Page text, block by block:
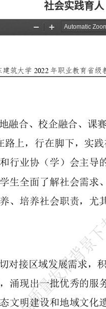
社会实践育人